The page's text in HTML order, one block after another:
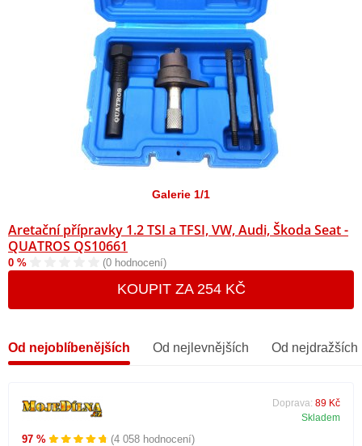
Galerie 1/1
Aretační přípravky 1.2 TSI a TFSI, VW, Audi, Škoda Seat -
QUATROS QS10661
0 % (0 hodnocení)
KOUPIT ZA 254 KČ
Od nejoblíbenějších Od nejlevnějších Od nejdražších
97 % (4 058 hodnocení)
Doprava: 89 Kč
Skladem